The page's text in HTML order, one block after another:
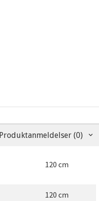
Produktanmeldelser (0)
120 cm
120 cm